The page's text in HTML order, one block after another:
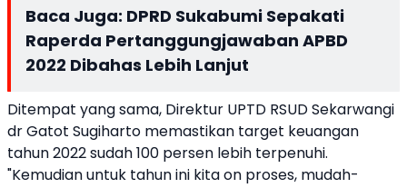
Baca Juga: DPRD Sukabumi Sepakati
Raperda Pertanggungjawaban APBD
2022 Dibahas Lebih Lanjut
Ditempat yang sama, Direktur UPTD RSUD Sekarwangi
dr Gatot Sugiharto memastikan target keuangan
tahun 2022 sudah 100 persen lebih terpenuhi.
"Kemudian untuk tahun ini kita on proses, mudah-